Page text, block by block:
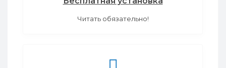
Читать обязательно!